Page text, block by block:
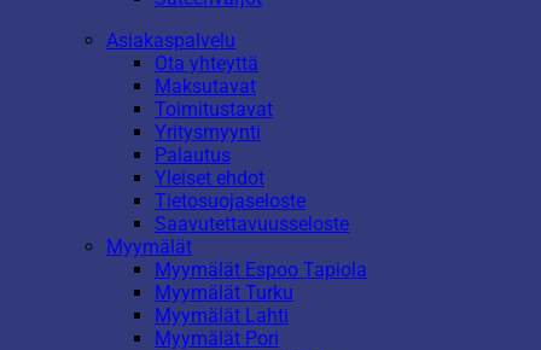
Asiakaspalvelu
Ota yhteyttä
Maksutavat
Toimitustavat
Yritysmyynti
Palautus
Yleiset ehdot
Tietosuojaseloste
Saavutettavuusseloste
Myymälät
Myymälät Espoo Tapiola
Myymälät Turku
Myymälät Lahti
Myymälät Pori